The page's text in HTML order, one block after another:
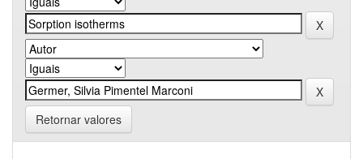
Retornar valores